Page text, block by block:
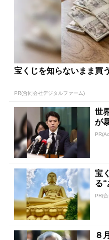
宝くじを知らないまま買
PR(合同会社デジタルファーム)
世
が
宝
る“
PR(
８